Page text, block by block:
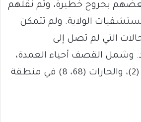
بجروح خطيرة، وتم نقلهم
الولاية. ولم تتمكن
التي لم تصل إلى
وشمل القصف أحياء العمدة،
مدينة النيل، الفتح (2)، والحارات (68، 8) في منطقة